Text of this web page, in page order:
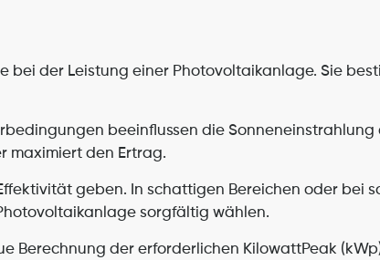
bei der Leistung einer Photovoltaikanlage. Sie
beeinflussen die
maximiert den Ertrag.
geben. In schattigen Bereichen oder bei
sorgfältig wählen.
Berechnung der erforderlichen KilowattPeak